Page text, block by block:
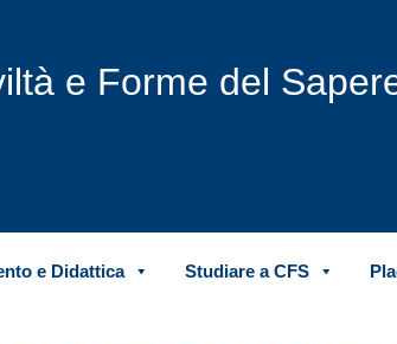
e Forme del
e Didattica Studiare a CFS